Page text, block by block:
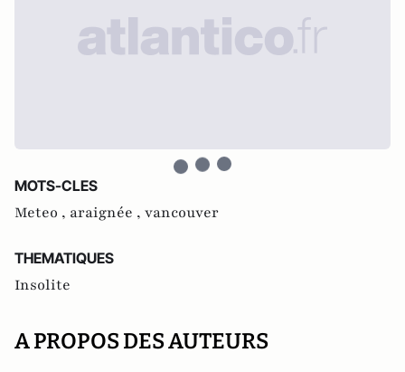
MOTS-CLES
Meteo , araignée , vancouver
THEMATIQUES
Insolite
A PROPOS DES AUTEURS